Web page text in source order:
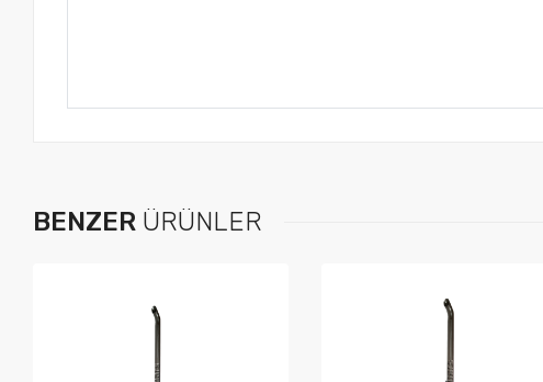
BENZER ÜRÜNLER